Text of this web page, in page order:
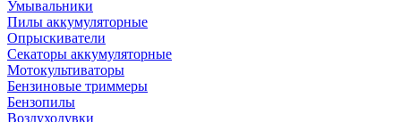
Умывальники
Пилы аккумуляторные
Опрыскиватели
Секаторы аккумуляторные
Мотокультиваторы
Бензиновые триммеры
Бензопилы
Воздуходувки